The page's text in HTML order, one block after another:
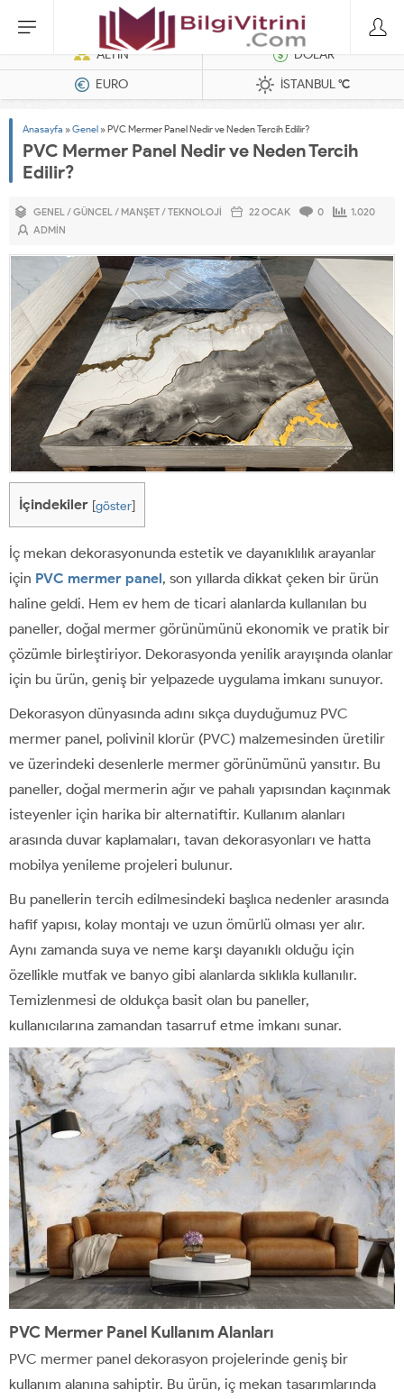
Dizel Jeneratörler
ALTIN
DOLAR
EURO
İSTANBUL°C
Anasayfa »Genel »PVC Mermer Panel Nedir ve Neden Tercih Edilir?
PVC Mermer Panel Nedir ve Neden Tercih
Edilir?
GENEL/GÜNCEL/ MANŞET/TEKNOLOJI 22 OCAK 0
1.020
ADMIN
İçindekiler [göster]
İç mekan dekorasyonunda estetik ve dayanıklılık arayanlar
için PVC mermer panel, son yıllarda dikkat çeken bir ürün
haline geldi. Hem ev hem de ticari alanlarda kullanılan bu
paneller, doğal mermer görünümünü ekonomik ve pratik bir
çözümle birleştiriyor. Dekorasyonda yenilik arayışında olanlar
için bu ürün, geniş bir yelpazede uygulama imkanı sunuyor.
Dekorasyon dünyasında adını sıkça duyduğumuz PVC
mermer panel, polivinil klorür (PVC) malzemesinden üretilir
ve üzerindeki desenlerle mermer görünümünü yansıtır. Bu
paneller, doğal mermerin ağır ve pahalı yapısından kaçınmak
isteyenler için harika bir alternatiftir. Kullanım alanları
arasında duvar kaplamaları, tavan dekorasyonları ve hatta
mobilya yenileme projeleri bulunur.
Bu panellerin tercih edilmesindeki başlıca nedenler arasında
hafif yapısı, kolay montajı ve uzun ömürlü olması yer alır.
Aynı zamanda suya ve neme karşı dayanıklı olduğu için
özellikle mutfak ve banyo gibi alanlarda sıklıkla kullanılır.
Temizlenmesi de oldukça basit olan bu paneller,
kullanıcılarına zamandan tasarruf etme imkanı sunar.
PVC Mermer Panel Kullanım Alanları
PVC mermer panel dekorasyon projelerinde geniş bir
kullanım alanına sahiptir. Bu ürün, iç mekan tasarımlarında